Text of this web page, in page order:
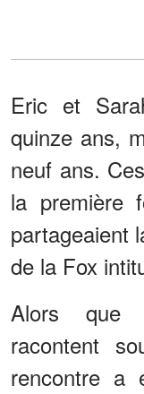
Eric et
quinze ans,
neuf ans.
la première
partageaient
de la Fox
Alors que
racontent
rencontre a